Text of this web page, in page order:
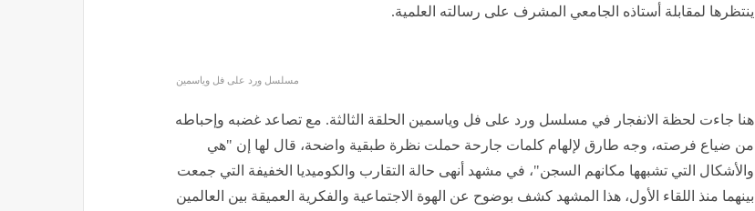
ينتظرها لمقابلة أستاذه الجامعي المشرف على رسالته العلمية.
مسلسل ورد على فل وياسمين
هنا جاءت لحظة الانفجار في مسلسل ورد على فل وياسمين الحلقة الثالثة. مع تصاعد غضبه وإحباطه
من ضياع فرصته، وجه طارق لإلهام كلمات جارحة حملت نظرة طبقية واضحة، قال لها إن "هي
والأشكال التي تشبهها مكانهم السجن"، في مشهد أنهى حالة التقارب والكوميديا الخفيفة التي جمعت
بينهما منذ اللقاء الأول، هذا المشهد كشف بوضوح عن الهوة الاجتماعية والفكرية العميقة بين العالمين